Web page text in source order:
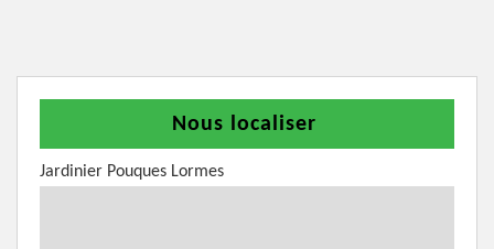
Nous localiser
Jardinier Pouques Lormes